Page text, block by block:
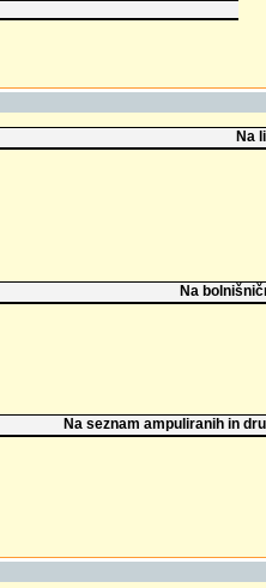
Na
Na
Na seznam ampuliranih in